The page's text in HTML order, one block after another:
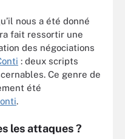
nous a été donné
fait ressortir une
des négociations
: deux scripts
Ce genre de
été
.
les attaques ?